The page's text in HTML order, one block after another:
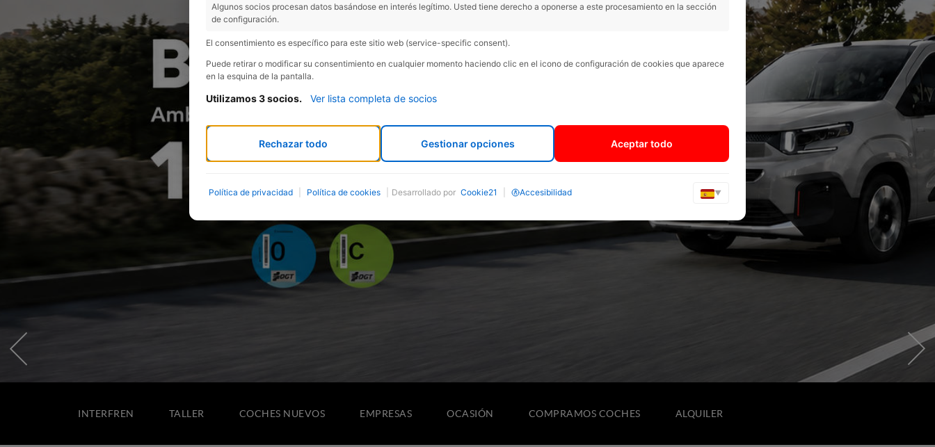
INTERFREN TALLER COCHES NUEVOS EMPRESAS OCASIÓN COMPRAMOS COCHES ALQUILER
Algunos socios procesan datos basándose en interés legítimo. Usted tiene derecho a oponerse a este procesamiento en la sección
de configuración.
El consentimiento es específico para este sitio web (service-specific consent).
Puede retirar o modificar su consentimiento en cualquier momento haciendo clic en el icono de configuración de cookies que aparece
en la esquina de la pantalla.
Utilizamos 3 socios. Ver lista completa de socios
Rechazar todo Gestionar opciones Aceptar todo
Política de privacidad Política de cookies Desarrollado por Cookie21 Accesibilidad ▼